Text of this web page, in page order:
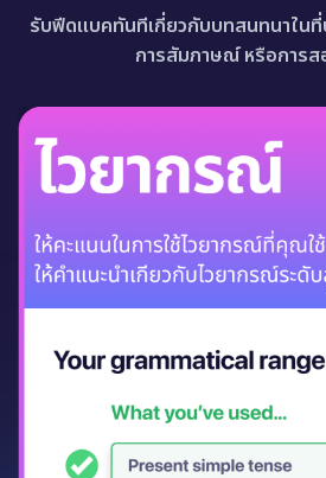
รับฟีดแบคทันทีเกี่ยวกับบทสนทนาในที่
การสัมภาษณ์ หรือการส